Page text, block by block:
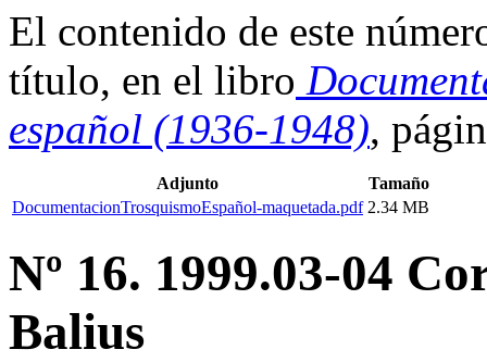
El contenido de este
título, en el libro
español (1936-1948),
Adjunto
Tamaño
DocumentacionTrosquismoEspañol-maquetada.pdf 2.34 MB
Nº 16. 1999.03-04
Balius